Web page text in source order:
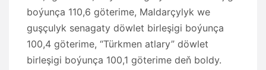
boýunça 110,6 göterime, Maldarçylyk we
guşçulyk senagaty döwlet birleşigi boýunça
100,4 göterime, “Türkmen atlary” döwlet
birleşigi boýunça 100,1 göterime deň boldy.